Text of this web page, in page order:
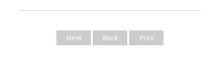
Next Back Prev